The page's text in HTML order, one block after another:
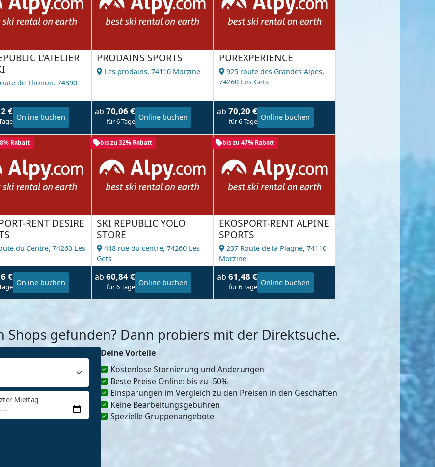
L'ATELIER
de Thonon, 74390
€
Online buchen
PRODAINS SPORTS
Les prodains, 74110 Morzine
ab 70,06 €
für 6 Tage Online buchen
PUREXPERIENCE
925 route des Grandes Alpes,
74260 Les Gets
ab 70,20 €
für 6 Tage Online buchen
Rabatt
RENT DESIRE
du Centre, 74260 Les
€
Online buchen
bis zu 32% Rabatt
SKI REPUBLIC YOLO
STORE
448 rue du centre, 74260 Les
Gets
ab 60,84 €
für 6 Tage Online buchen
bis zu 47% Rabatt
EKOSPORT-RENT ALPINE
SPORTS
237 Route de la Plagne, 74110
Morzine
ab 61,48 €
für 6 Tage Online buchen
Shops gefunden? Dann probiers mit der Direktsuche.
Miettag
Deine Vorteile
Kostenlose Stornierung und Änderungen
Beste Preise Online: bis zu -50%
Einsparungen im Vergleich zu den Preisen in den Geschäften
Keine Bearbeitungsgebühren
Spezielle Gruppenangebote